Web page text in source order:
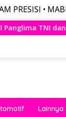
POLRI
Negara
Lainnya